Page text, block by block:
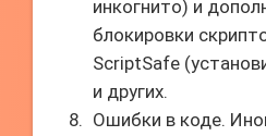
инкогнито) и
блокировки
ScriptSafe
и других.
Ошибки в коде.